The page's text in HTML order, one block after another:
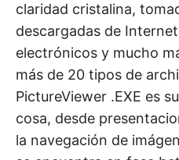
claridad cristalina,
descargadas de
electrónicos y mucho
más de 20 tipos de
PictureViewer .EXE es
cosa, desde
la navegación de